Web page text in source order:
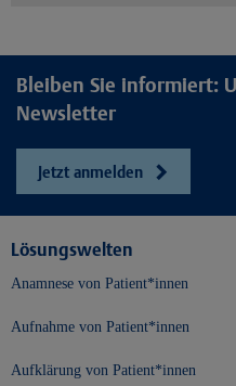
Bleiben Sie informiert:
Newsletter
Jetzt anmelden
Lösungswelten
Anamnese von Patient*innen
Aufnahme von Patient*innen
Aufklärung von Patient*innen